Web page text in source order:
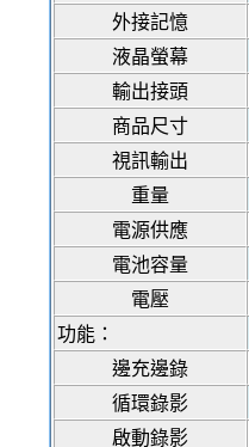
外接記憶
液晶螢幕
輸出接頭
商品尺寸
視訊輸出
重量
電源供應
電池容量
電壓
功能：
邊充邊錄
循環錄影
啟動錄影